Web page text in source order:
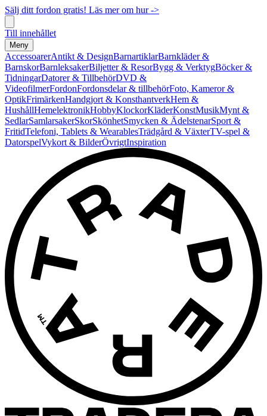
Sälj ditt fordon gratis! Läs mer om hur ->
Till innehållet
Meny
AccessoarerAntikt & DesignBarnartiklarBarnkläder &
BarnskorBarnleksakerBiljetter & ResorBygg & VerktygBöcker &
TidningarDatorer & TillbehörDVD &
VideofilmerFordonFordonsdelar & tillbehörFoto, Kameror &
OptikFrimärkenHandgjort & KonsthantverkHem &
HushållHemelektronikHobbyKlockorKläderKonstMusikMynt &
SedlarSamlarsakerSkorSkönhetSmycken & ÄdelstenarSport &
FritidTelefoni, Tablets & WearablesTrädgård & VäxterTV-spel &
DatorspelVykort & BilderÖvrigtInspiration